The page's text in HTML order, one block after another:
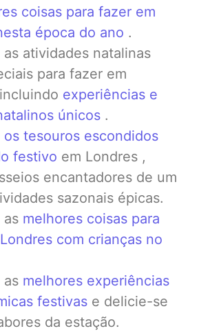
coisas para fazer em
época do ano .
as atividades natalinas
para fazer em
experiências e
únicos .
os tesouros escondidos
festivo em Londres ,
encantadores de um
sazonais épicas.
as melhores coisas para
com crianças no
as melhores experiências
festivas e delicie-se
da estação.